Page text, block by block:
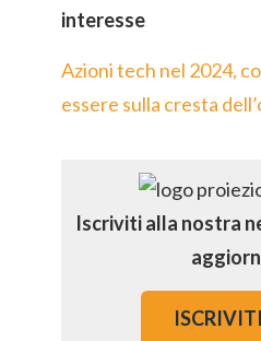
interesse
Azioni tech nel 2024,
essere sulla cresta
Iscriviti alla nostra